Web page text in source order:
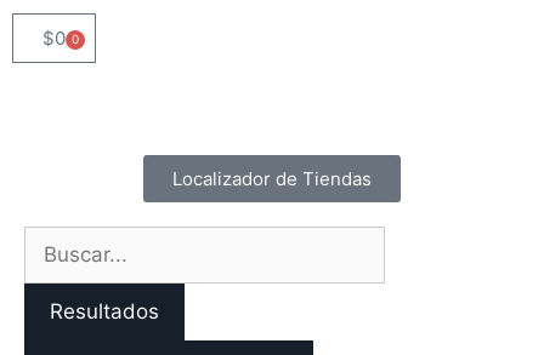
$0 0
Localizador de Tiendas
Resultados